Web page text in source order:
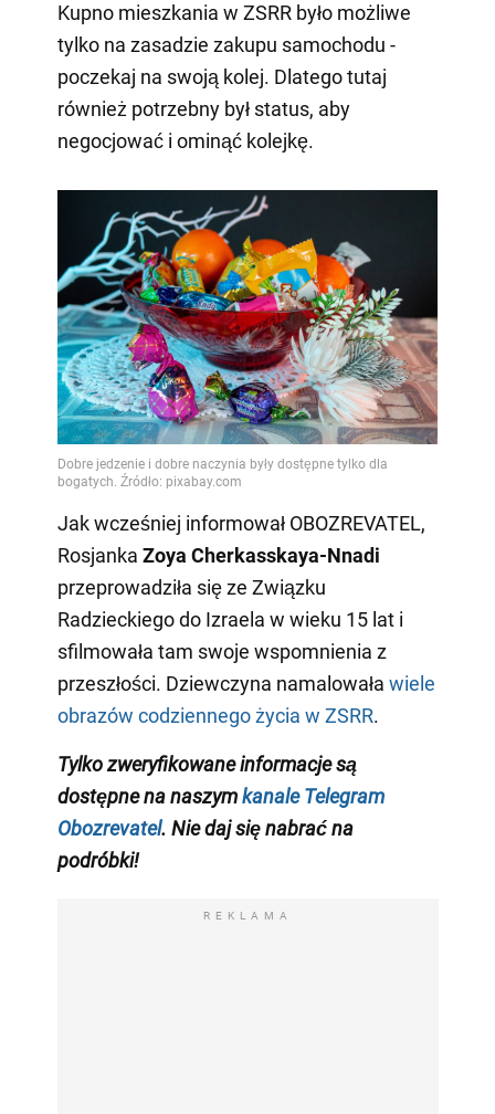
Kupno mieszkania w ZSRR było możliwe
tylko na zasadzie zakupu samochodu -
poczekaj na swoją kolej. Dlatego tutaj
również potrzebny był status, aby
negocjować i ominąć kolejkę.
Jak wcześniej informował OBOZREVATEL,
Rosjanka Zoya Cherkasskaya-Nnadi
przeprowadziła się ze Związku
Radzieckiego do Izraela w wieku 15 lat i
sfilmowała tam swoje wspomnienia z
przeszłości. Dziewczyna namalowała wiele
obrazów codziennego życia w ZSRR.
Tylko zweryfikowane informacje są
dostępne na naszymkanale Telegram
Obozrevatel. Nie daj się nabrać na
podróbki!
REKLAMA